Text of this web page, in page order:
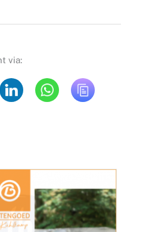
via: